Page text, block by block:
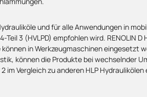
und für alle Anwendungen in
Teil 3 (HVLPD) empfohlen wird.
können in Werkzeugmaschinen
können die Produkte bei wechselnder
im Vergleich zu anderen HLP